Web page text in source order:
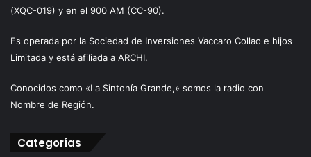
(XQC-019) y en el 900 AM (CC-90).
Es operada por la Sociedad de Inversiones Vaccaro Collao e hijos
Limitada y está afiliada a ARCHI.
Conocidos como «La Sintonía Grande,» somos la radio con
Nombre de Región.
Categorías